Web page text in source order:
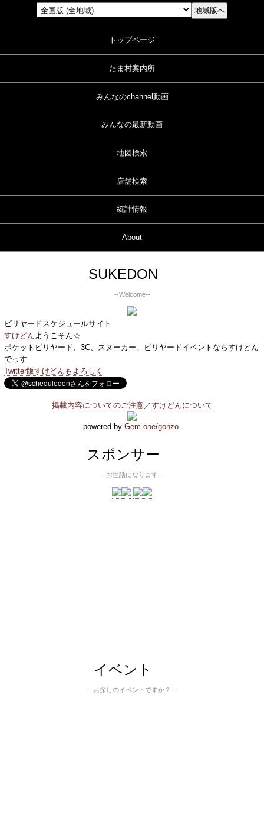
トップページ
たま村案内所
みんなのchannel動画
みんなの最新動画
地図検索
店舗検索
統計情報
About
SUKEDON
--Welcome--
ビリヤードスケジュールサイト
すけどんようこそん☆
ポケットビリヤード、3C、スヌーカー。ビリヤードイベントならすけどん
でっす
Twitter版すけどんもよろしく
掲載内容についてのご注意／すけどんについて
powered by Gem-one/gonzo
スポンサー
--お世話になります--
イベント
--お探しのイベントですか？--